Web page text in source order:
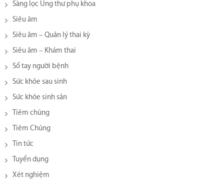
Sàng lọc Ung thư phụ khoa
Siêu âm
Siêu âm – Quản lý thai kỳ
Siêu âm – Khám thai
Sổ tay người bệnh
Sức khỏe sau sinh
Sức khỏe sinh sản
Tiêm chủng
Tiêm Chủng
Tin tức
Tuyển dụng
Xét nghiệm